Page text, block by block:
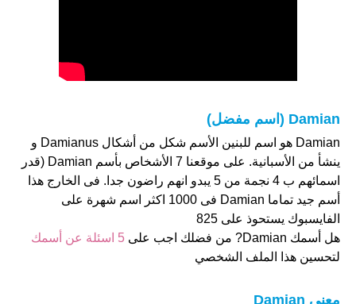
Damian (اسم مفضل)
Damian هو اسم للبنين الأسم شكل من أشكال Damianus و
ينشأ من الأسبانية. على موقعنا 7 الأشخاص بأسم Damian (قدر
اسمائهم ب 4 نجمة من 5 يبدو انهم راضون جدا. فى الخارج هذا
أسم جيد تماما Damian فى 1000 اكثر اسم شهرة على
الفايسبوك يستحوذ على 825
هل أسمك Damian? من فضلك اجب على
5 اسئلة عن أسمك
لتحسين هذا الملف الشخصي
معني Damian